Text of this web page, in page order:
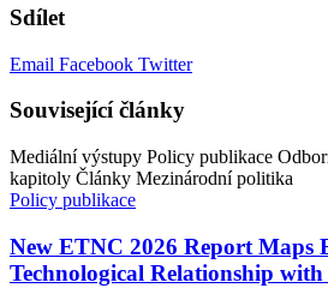
Sdílet
Email Facebook Twitter
Související články
Mediální výstupy Policy publikace
kapitoly Články Mezinárodní politika
Policy publikace
New ETNC 2026 Report Maps
Technological Relationship